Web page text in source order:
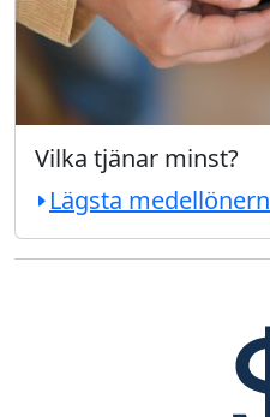
Vilka tjänar minst?
Lägsta